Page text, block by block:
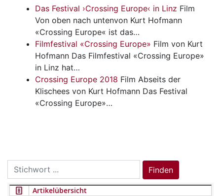
Das Festival ›Crossing Europe‹ in Linz Film
Von oben nach untenvon Kurt Hofmann
«Crossing Europe« ist das…
Filmfestival «Crossing Europe» Film von Kurt
Hofmann Das Filmfestival «Crossing Europe»
in Linz hat…
Crossing Europe 2018 Film Abseits der
Klischees von Kurt Hofmann Das Festival
«Crossing Europe»…
Search
for:
Finden
Artikelübersicht